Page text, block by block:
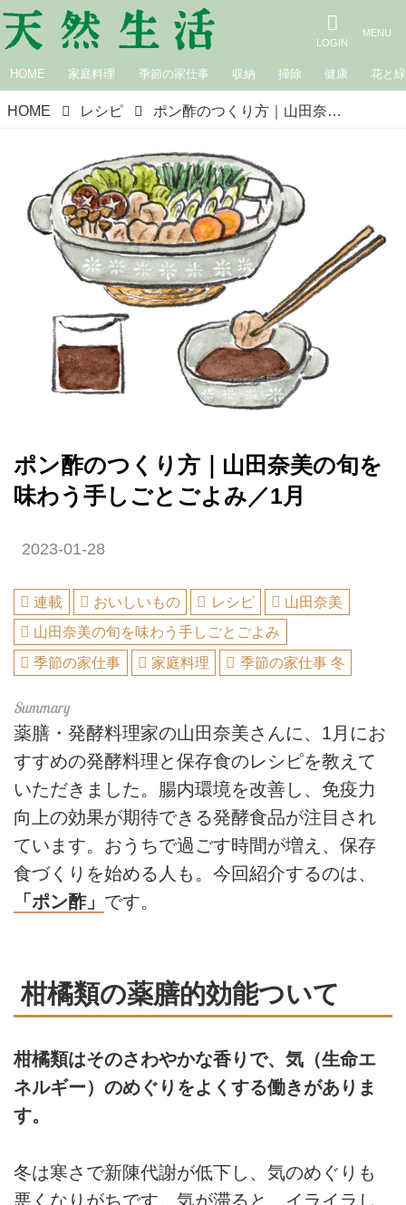
HOME 家庭料理 季節の家仕事 収納 掃除 健康 花と緑
HOME レシピ ポン酢のつくり方｜山田奈美の旬を味わう手しごとごよみ／1月
ポン酢のつくり方｜山田奈美の旬を
味わう手しごとごよみ／1月
2023-01-28
連載 おいしいもの レシピ
山田奈美
山田奈美の旬を味わう手しごとごよみ
季節の家仕事
家庭料理 季節の家仕事 冬
薬膳・発酵料理家の山田奈美さんに、1月にお
すすめの発酵料理と保存食のレシピを教えて
いただきました。腸内環境を改善し、免疫力
向上の効果が期待できる発酵食品が注目され
ています。おうちで過ごす時間が増え、保存
食づくりを始める人も。今回紹介するのは、
「ポン酢」 です。
柑橘類の薬膳的効能ついて
柑橘類はそのさわやかな香りで、気（生命エ
ネルギー）のめぐりをよくする働きがありま
す。
冬は寒さで新陳代謝が低下し、気のめぐりも
悪くなりがちです。気が滞ると、イライラし